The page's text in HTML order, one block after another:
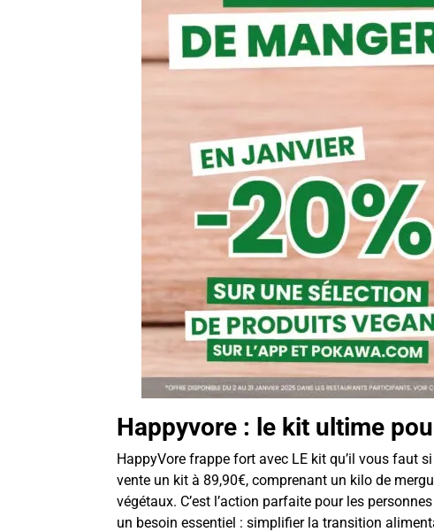
Happyvore : le kit ultime
HappyVore frappe fort avec LE kit qu’il vous faut
vente un kit à 89,90€, comprenant un kilo de
végétaux. C’est l’action parfaite pour les
un besoin essentiel : simplifier la transition